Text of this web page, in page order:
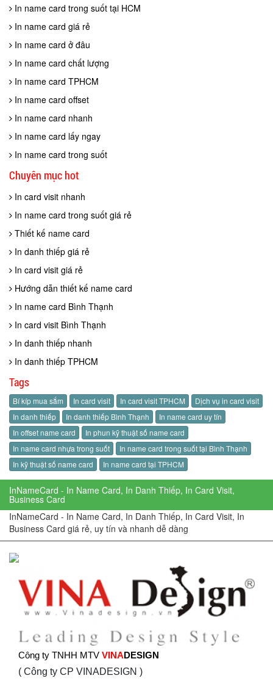
In name card trong suốt tại HCM
In name card giá rẻ
In name card ở đâu
In name card chất lượng
In name card TPHCM
In name card offset
In name card nhanh
In name card lấy ngay
In name card trong suốt
Chuyên mục hot
In card visit nhanh
In name card trong suốt giá rẻ
Thiết kế name card
In danh thiếp giá rẻ
In card visit giá rẻ
Hướng dẫn thiết kế name card
In name card Bình Thạnh
In card visit Bình Thạnh
In danh thiếp nhanh
In danh thiếp TPHCM
Tags
Bí kíp mua sắm In card visit In card visit TPHCM
Dịch vụ in card visit
In danh thiếp
In danh thiếp Bình Thạnh
In name card uy tín
In offset name card
In phun kỹ thuật số name card
In name card nhựa trong suốt
In name card trong suốt tại Bình Thạnh
In kỹ thuật số name card
In name card tại TPHCM
InNameCard - In Name Card, In Danh Thiếp, In Card Visit,
Business Card
InNameCard - In Name Card, In Danh Thiếp, In Card Visit, In
Business Card giá rẻ, uy tín và nhanh dễ dàng
Công ty TNHH MTV VINADESIGN
( Công ty CP VINADESIGN )